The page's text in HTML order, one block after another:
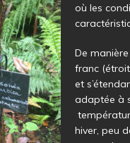
où les
De
franc
et
adaptée à
hiver, peu